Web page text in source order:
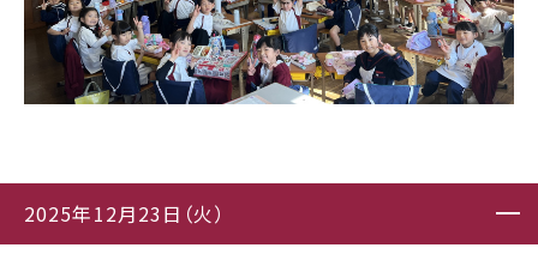
2025年12月23日（火）